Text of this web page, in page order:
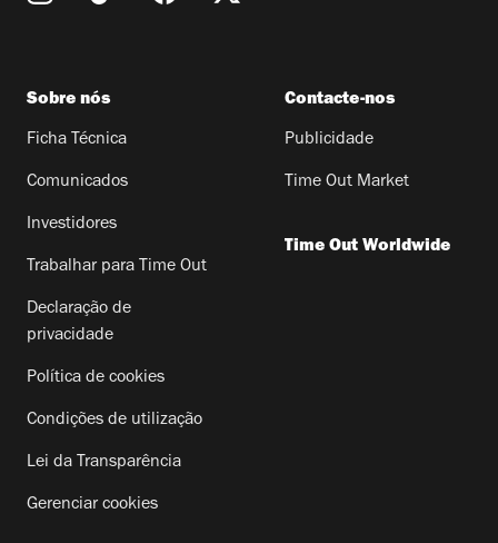
Sobre nós
Ficha Técnica
Comunicados
Investidores
Trabalhar para Time Out
Declaração de
privacidade
Política de cookies
Condições de utilização
Lei da Transparência
Gerenciar cookies
Contacte-nos
Publicidade
Time Out Market
Time Out Worldwide